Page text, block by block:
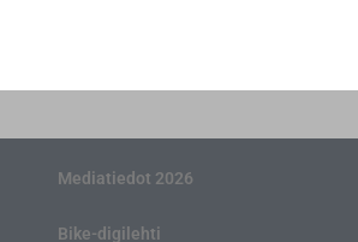
Mediatiedot 2026
Bike-digilehti